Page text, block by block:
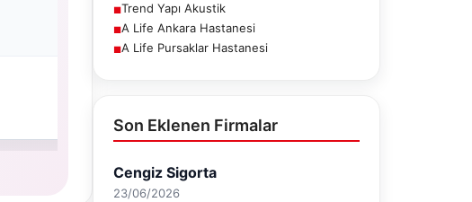
■Trend Yapı Akustik
■A Life Ankara Hastanesi
■A Life Pursaklar Hastanesi
Son Eklenen Firmalar
Cengiz Sigorta
23/06/2026